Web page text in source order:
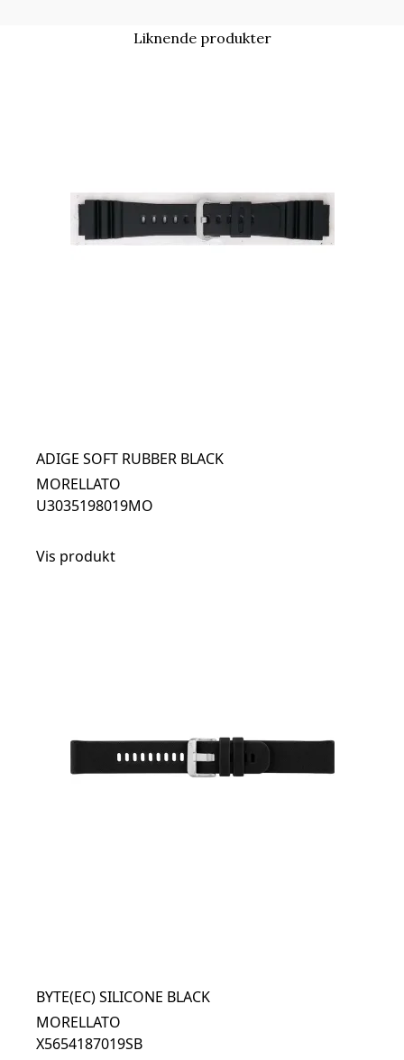
Liknende produkter
ADIGE SOFT RUBBER BLACK
MORELLATO
U3035198019MO
Vis produkt
BYTE(EC) SILICONE BLACK
MORELLATO
X5654187019SB